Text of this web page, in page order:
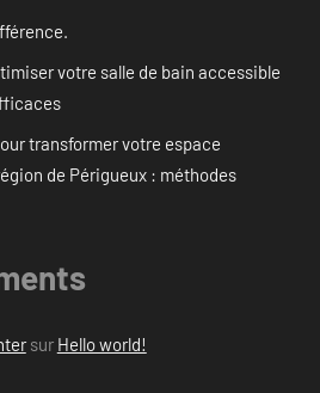
votre salle de bain accessible
transformer votre espace
de Périgueux : méthodes
sur Hello world!